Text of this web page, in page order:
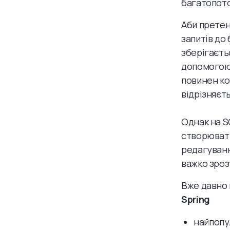
Аби
запитів
допомогою
повинен
Однак на
важко
Вже давно
Spring